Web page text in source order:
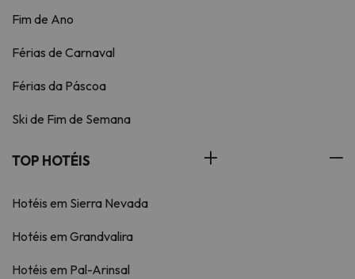
Fim de Ano
Férias de Carnaval
Férias da Páscoa
Ski de Fim de Semana
TOP HOTÉIS
Hotéis em Sierra Nevada
Hotéis em Grandvalira
Hotéis em Pal-Arinsal